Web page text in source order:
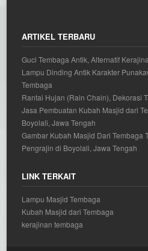
ARTIKEL TERBARU
Guci Tembaga Antik, Alternatif
Lampu Dinding Antik Karakter
Tembaga
Rantai Hujan (Rain Chain), Dekorasi
Jasa Pembuatan Kubah Masjid dari
Boyolali, Jawa Tengah
Gambar Kubah Masjid Dari Tembaga
Pengrajin di Boyolali, Jawa Tengah
LINK TERKAIT
Lampu Masjid Tembaga
Kubah Masjid dari Tembaga
kerajinan tembaga